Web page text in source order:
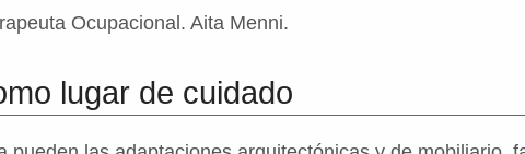
Ocupacional. Aita Menni.
lugar de cuidado